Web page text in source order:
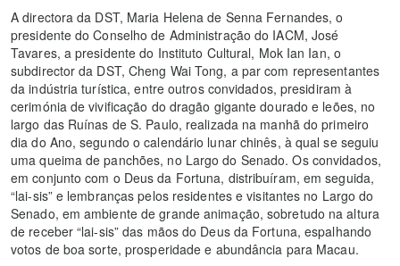
A directora da DST, Maria Helena de Senna Fernandes, o
presidente do Conselho de Administração do IACM, José
Tavares, a presidente do Instituto Cultural, Mok Ian Ian, o
subdirector da DST, Cheng Wai Tong, a par com representantes
da indústria turística, entre outros convidados, presidiram à
cerimónia de vivificação do dragão gigante dourado e leões, no
largo das Ruínas de S. Paulo, realizada na manhã do primeiro
dia do Ano, segundo o calendário lunar chinês, à qual se seguiu
uma queima de panchões, no Largo do Senado. Os convidados,
em conjunto com o Deus da Fortuna, distribuíram, em seguida,
“lai-sis” e lembranças pelos residentes e visitantes no Largo do
Senado, em ambiente de grande animação, sobretudo na altura
de receber “lai-sis” das mãos do Deus da Fortuna, espalhando
votos de boa sorte, prosperidade e abundância para Macau.